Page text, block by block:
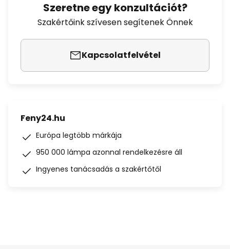
Szeretne egy konzultációt?
Szakértőink szívesen segítenek Önnek
Kapcsolatfelvétel
Feny24.hu
Európa legtöbb márkája
950 000 lámpa azonnal rendelkezésre áll
Ingyenes tanácsadás a szakértőtől